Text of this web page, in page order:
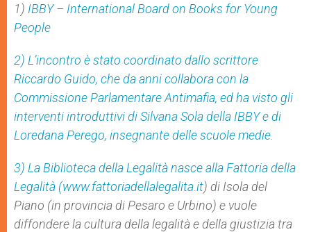
1) IBBY – International Board on Books for Young
People
2) L’incontro è stato coordinato dallo scrittore
Riccardo Guido, che da anni collabora con la
Commissione Parlamentare Antimafia, ed ha visto gli
interventi introduttivi di Silvana Sola della IBBY e di
Loredana Perego, insegnante delle scuole medie.
3) La Biblioteca della Legalità nasce alla Fattoria della
Legalità (www.fattoriadellalegalita.it) di Isola del
Piano (in provincia di Pesaro e Urbino) e vuole
diffondere la cultura della legalità e della giustizia tra